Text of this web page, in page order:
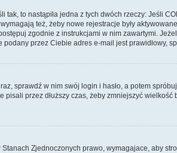
to nastąpiła jedna z tych dwóch rzeczy: Jeśli
też, żeby nowe rejestracje były
zgodnie z instrukcjami w nim zawartymi.
przez Ciebie adres e-mail jest prawidłowy,
sprawdź w nim swój login i hasło, a potem
przez dłuższy czas, żeby zmniejszyć
Zjednoczonych prawo, wymagajace, aby